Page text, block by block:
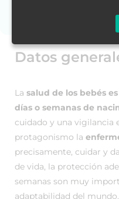
Datos
La salud de los bebés
días o semanas de
cuidado y una vigilancia
protagonismo la
precisamente, cuidar y
de vida, la protección
semanas son muy
adaptabilidad del mundo.